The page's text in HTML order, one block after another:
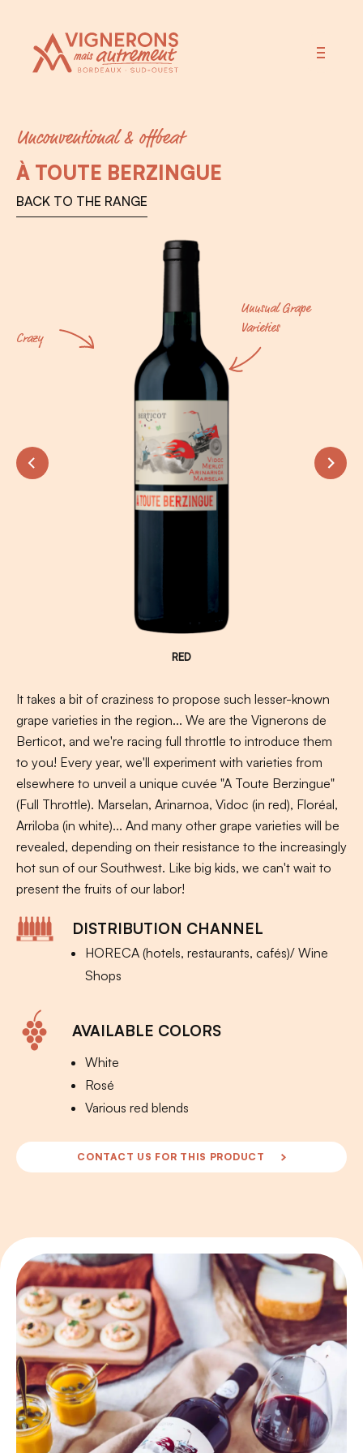
À TOUTE BERZINGUE
Unconventional & offbeat
BACK TO THE RANGE
Crazy
Unusual Grape
Varieties
RED
It takes a bit of craziness to propose such lesser-known
grape varieties in the region... We are the Vignerons de
Berticot, and we're racing full throttle to introduce them
to you! Every year, we'll experiment with varieties from
elsewhere to unveil a unique cuvée "A Toute Berzingue"
(Full Throttle). Marselan, Arinarnoa, Vidoc (in red), Floréal,
Arriloba (in white)... And many other grape varieties will be
revealed, depending on their resistance to the increasingly
hot sun of our Southwest. Like big kids, we can't wait to
present the fruits of our labor!
DISTRIBUTION CHANNEL
HORECA (hotels, restaurants, cafés)/ Wine
Shops
AVAILABLE COLORS
White
Rosé
Various red blends
CONTACT US FOR THIS PRODUCT